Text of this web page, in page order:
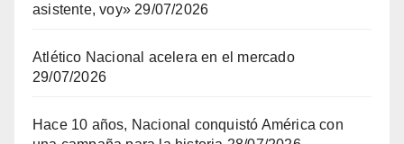
asistente, voy» 29/07/2026
Atlético Nacional acelera en el mercado
29/07/2026
Hace 10 años, Nacional conquistó América con